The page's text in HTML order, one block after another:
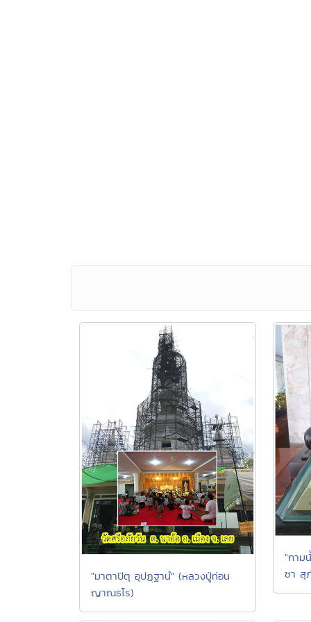
"มาตาปิตุ อุปฏฺฐานํ" (หลวงปู่ท่อน
ญาณธโร)
"กาม
ชา สุ